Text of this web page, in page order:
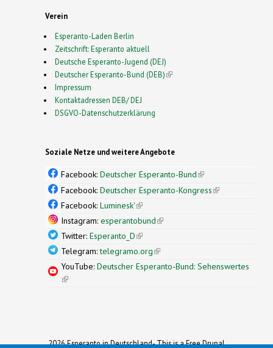
Verein
Esperanto-Laden Berlin
Zeitschrift: Esperanto aktuell
Deutsche Esperanto-Jugend (DEJ)
Deutscher Esperanto-Bund (DEB)(link is external)
Impressum
Kontaktadressen DEB/ DEJ
DSGVO-Datenschutzerklärung
Soziale Netze und weitere Angebote
Facebook: Deutscher Esperanto-Bund(link is
external)
Facebook: Deutscher Esperanto-Kongress(link is
Facebook: Luminesk'(link is external)
Instagram: esperantobund(link is external)
Twitter: Esperanto_D(link is external)
Telegram:telegramo.org(link is external)
YouTube: Deutscher Esperanto-Bund: Sehenswertes
(link is external)
2026 Esperanto in Deutschland- This is a Free Drupal